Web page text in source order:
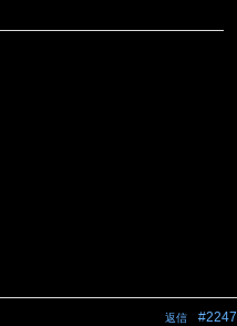
#2247
返信